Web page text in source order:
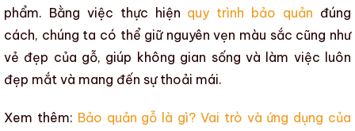
phẩm. Bằng việc thực hiện quy trình bảo quản đúng
cách, chúng ta có thể giữ nguyên vẹn màu sắc cũng như
vẻ đẹp của gỗ, giúp không gian sống và làm việc luôn
đẹp mắt và mang đến sự thoải mái.
Xem thêm: Bảo quản gỗ là gì? Vai trò và ứng dụng của